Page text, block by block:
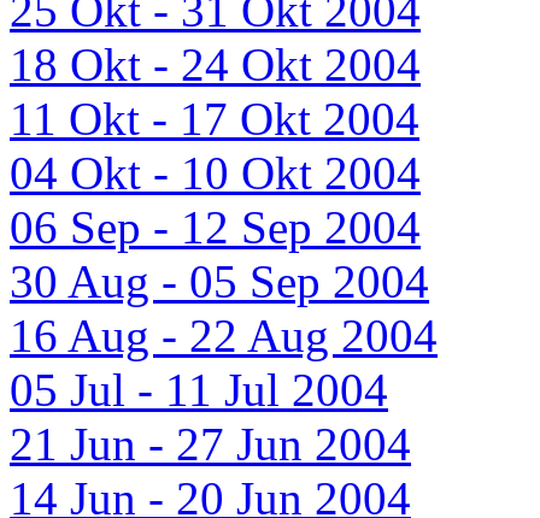
18 Okt - 24 Okt 2004
11 Okt - 17 Okt 2004
04 Okt - 10 Okt 2004
06 Sep - 12 Sep 2004
30 Aug - 05 Sep 2004
16 Aug - 22 Aug 2004
05 Jul - 11 Jul 2004
21 Jun - 27 Jun 2004
14 Jun - 20 Jun 2004